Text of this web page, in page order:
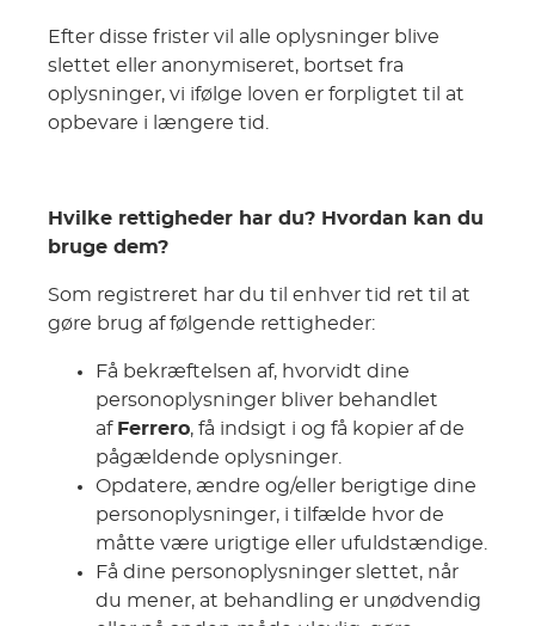
Efter disse frister vil alle oplysninger blive
slettet eller anonymiseret, bortset fra
oplysninger, vi ifølge loven er forpligtet til at
opbevare i længere tid.
Hvilke rettigheder har du? Hvordan kan du
bruge dem?
Som registreret har du til enhver tid ret til at
gøre brug af følgende rettigheder:
Få bekræftelsen af, hvorvidt dine
personoplysninger bliver behandlet
af Ferrero, få indsigt i og få kopier af de
pågældende oplysninger.
Opdatere, ændre og/eller berigtige dine
personoplysninger, i tilfælde hvor de
måtte være urigtige eller ufuldstændige.
Få dine personoplysninger slettet, når
du mener, at behandling er unødvendig